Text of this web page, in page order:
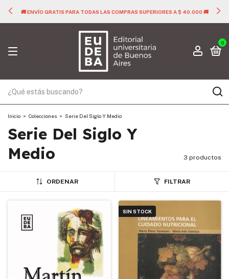
🚚 ENVÍO GRATIS PARA TODAS LAS COMPRAS SUPERIORES A $ 40.000 🚚
0
Inicio > Colecciones > Serie Del Siglo Y Medio
Serie Del Siglo Y
Medio
3 productos
ORDENAR FILTRAR
SIN STOCK